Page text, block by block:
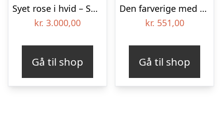
Syet rose i hvid – Send blomster med Bloomit
kr. 3.000,00
Gå til shop
Den farverige med Les Amourettes, Rosé Pays d`Oc
kr. 551,00
Gå til shop